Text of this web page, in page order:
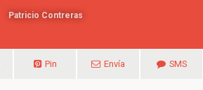
Patricio Contreras
Pin Envía SMS